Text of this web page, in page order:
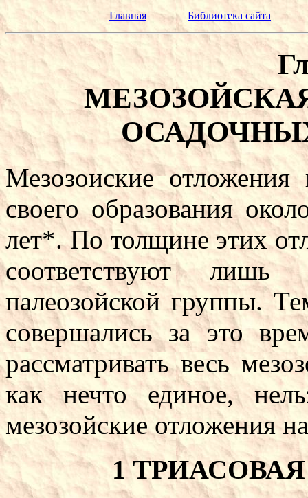
Главная Библиотека сайта
Мезозоиские отложения
своего образования
лет*. По толщине этих
соответствуют лишь
палеозойской группы.
совершались за это
рассматривать весь
как нечто единое,
мезозойские отложения
1